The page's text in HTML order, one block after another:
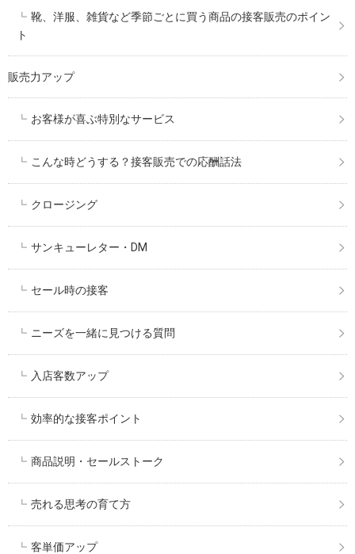
靴、洋服、雑貨など季節ごとに買う商品の接客販売のポイン
ト
販売力アップ
お客様が喜ぶ特別なサービス
こんな時どうする？接客販売での応酬話法
クロージング
サンキューレター・DM
セール時の接客
ニーズを一緒に見つける質問
入店客数アップ
効率的な接客ポイント
商品説明・セールストーク
売れる思考の育て方
客単価アップ